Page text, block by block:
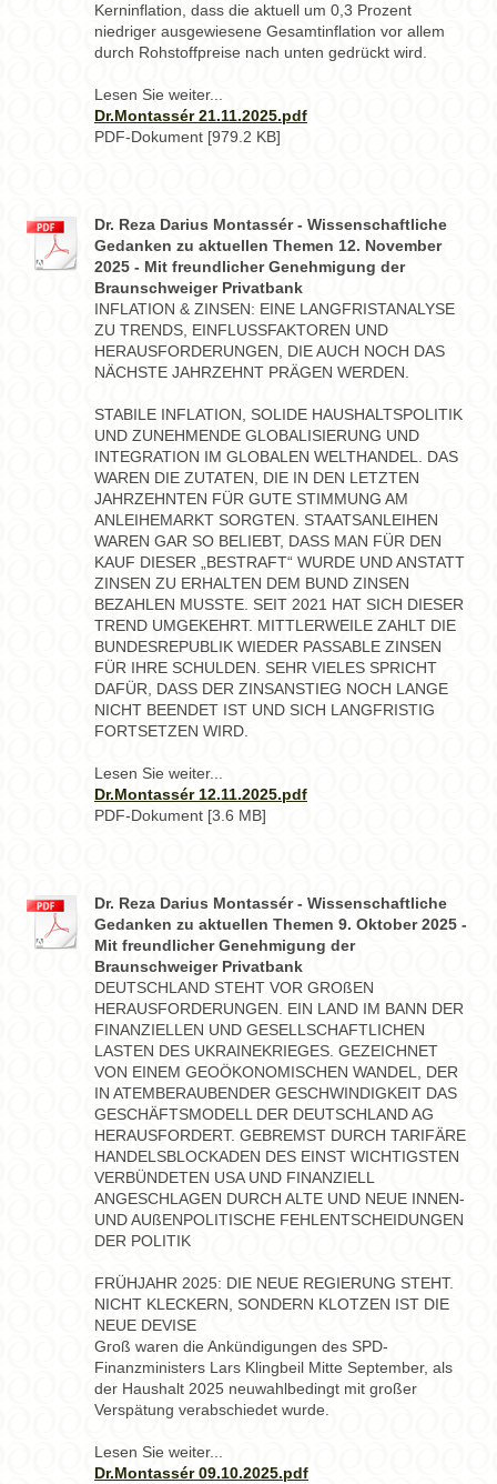
Kerninflation, dass die aktuell um 0,3 Prozent
niedriger ausgewiesene Gesamtinflation vor allem
durch Rohstoffpreise nach unten gedrückt wird.
Lesen Sie weiter...
Dr.Montassér 21.11.2025.pdf
PDF-Dokument [979.2 KB]
Dr. Reza Darius Montassér - Wissenschaftliche
Gedanken zu aktuellen Themen 12. November
2025 - Mit freundlicher Genehmigung der
Braunschweiger Privatbank
INFLATION & ZINSEN: EINE LANGFRISTANALYSE
ZU TRENDS, EINFLUSSFAKTOREN UND
HERAUSFORDERUNGEN, DIE AUCH NOCH DAS
NÄCHSTE JAHRZEHNT PRÄGEN WERDEN.
STABILE INFLATION, SOLIDE HAUSHALTSPOLITIK
UND ZUNEHMENDE GLOBALISIERUNG UND
INTEGRATION IM GLOBALEN WELTHANDEL. DAS
WAREN DIE ZUTATEN, DIE IN DEN LETZTEN
JAHRZEHNTEN FÜR GUTE STIMMUNG AM
ANLEIHEMARKT SORGTEN. STAATSANLEIHEN
WAREN GAR SO BELIEBT, DASS MAN FÜR DEN
KAUF DIESER „BESTRAFT“ WURDE UND ANSTATT
ZINSEN ZU ERHALTEN DEM BUND ZINSEN
BEZAHLEN MUSSTE. SEIT 2021 HAT SICH DIESER
TREND UMGEKEHRT. MITTLERWEILE ZAHLT DIE
BUNDESREPUBLIK WIEDER PASSABLE ZINSEN
FÜR IHRE SCHULDEN. SEHR VIELES SPRICHT
DAFÜR, DASS DER ZINSANSTIEG NOCH LANGE
NICHT BEENDET IST UND SICH LANGFRISTIG
FORTSETZEN WIRD.
Lesen Sie weiter...
Dr.Montassér 12.11.2025.pdf
PDF-Dokument [3.6 MB]
Dr. Reza Darius Montassér - Wissenschaftliche
Gedanken zu aktuellen Themen 9. Oktober 2025 -
Mit freundlicher Genehmigung der
Braunschweiger Privatbank
DEUTSCHLAND STEHT VOR GROßEN
HERAUSFORDERUNGEN. EIN LAND IM BANN DER
FINANZIELLEN UND GESELLSCHAFTLICHEN
LASTEN DES UKRAINEKRIEGES. GEZEICHNET
VON EINEM GEOÖKONOMISCHEN WANDEL, DER
IN ATEMBERAUBENDER GESCHWINDIGKEIT DAS
GESCHÄFTSMODELL DER DEUTSCHLAND AG
HERAUSFORDERT. GEBREMST DURCH TARIFÄRE
HANDELSBLOCKADEN DES EINST WICHTIGSTEN
VERBÜNDETEN USA UND FINANZIELL
ANGESCHLAGEN DURCH ALTE UND NEUE INNEN-
UND AUßENPOLITISCHE FEHLENTSCHEIDUNGEN
DER POLITIK
FRÜHJAHR 2025: DIE NEUE REGIERUNG STEHT.
NICHT KLECKERN, SONDERN KLOTZEN IST DIE
NEUE DEVISE
Groß waren die Ankündigungen des SPD-
Finanzministers Lars Klingbeil Mitte September, als
der Haushalt 2025 neuwahlbedingt mit großer
Verspätung verabschiedet wurde.
Lesen Sie weiter...
Dr.Montassér 09.10.2025.pdf